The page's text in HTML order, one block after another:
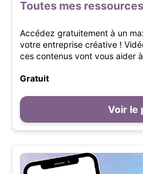
Toutes mes
Accédez gratuitement à un
votre entreprise créative !
ces contenus vont vous aider
Gratuit
Voir le